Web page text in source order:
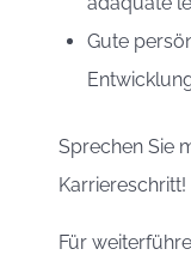
Gute
Sprechen Sie
Karriereschritt!
Für